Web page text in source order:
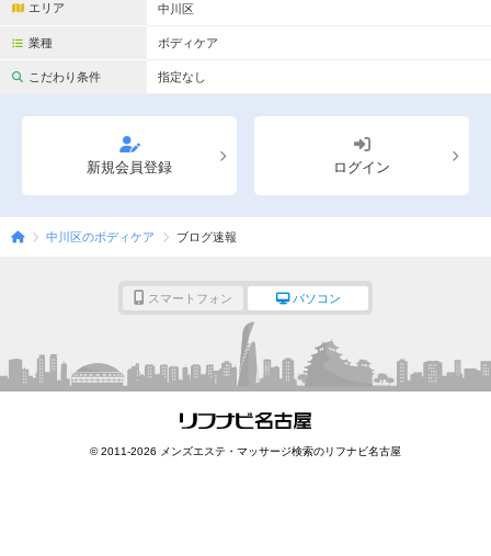
完全個室
ペアルームあり シャワー室完備
フットバスあり
専用駐車場あり 有資格者在籍
日本人スタッフのみ
Ｗセラピスト
こだわり条件を変更
エリア 中川区
業種 ボディケア
こだわり条件 指定なし
新規会員登録 ログイン
中川区のボディケア ブログ速報
スマートフォン パソコン
© 2011-2026 メンズエステ・マッサージ検索のリフナビ名古屋